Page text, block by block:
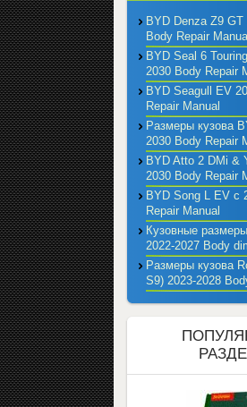
BYD Denza Z9 GT
Body Repair
BYD Seal 6
2030 Body Repair
BYD Seagull EV
Repair Manual
Размеры кузова
2030 Body Repair
BYD Atto 2 DMi &
2030 Body Repair
BYD Song L EV с
Repair Manual
Кузовные
2022-2027 Body
Размеры кузова
S9) 2023-2028